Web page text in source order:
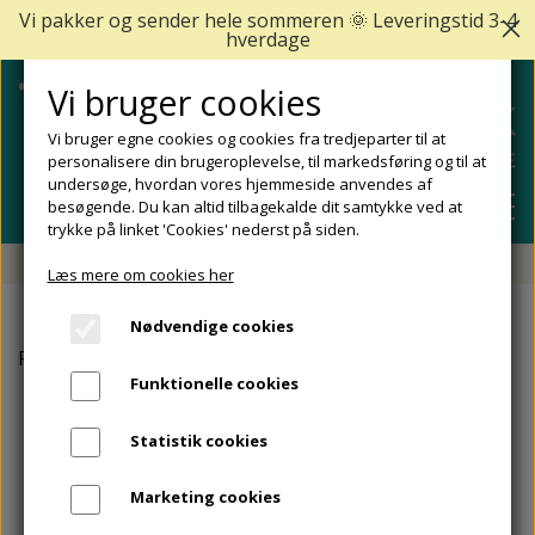
SHOP
FODCREMER
NEGLESVAMP
REDSKABER TIL FODPLEJE OG NEGLEPLEJE
FODFILE OG FODHØVLE
SÅLER, FODINDLÆG OG AFLASTNINGER
FODPROBLEMER
APOFYSITIS CALCANEI/SEVERS SYNDROM
REJSESTØRRELSER
MÆRKER
Fri fragt fra 499 DKK - Levering 1-2 hverdage
Forside
Vi bruger cookies
Vi bruger egne cookies og cookies fra tredjeparter til at
personalisere din brugeroplevelse, til markedsføring og til at
undersøge, hvordan vores hjemmeside anvendes af
besøgende. Du kan altid tilbagekalde dit samtykke ved at
trykke på linket 'Cookies' nederst på siden.
Læs mere om cookies her
Nødvendige cookies
Funktionelle cookies
Statistik cookies
Marketing cookies
Vi pakker og sender hele sommeren 🌞 Leveringstid 3-4
hverdage